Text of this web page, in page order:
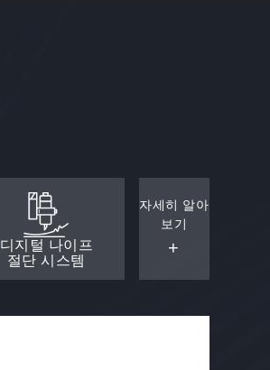
디지털 나이프
절단 시스템
자세히 알아
보기
+